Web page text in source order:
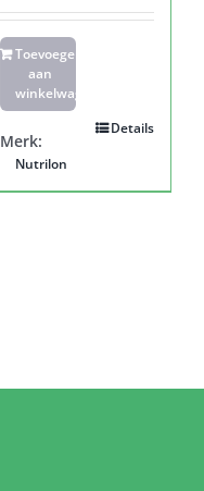
Toevoegen
aan
winkelwagen
Details
Merk:
Nutrilon